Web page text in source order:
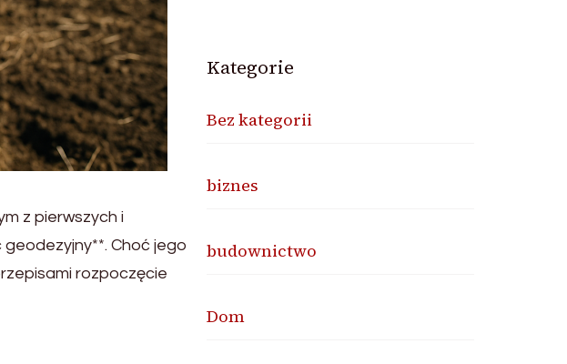
z pierwszych i
Choć jego
rozpoczęcie
Kategorie
Bez kategorii
biznes
budownictwo
Dom